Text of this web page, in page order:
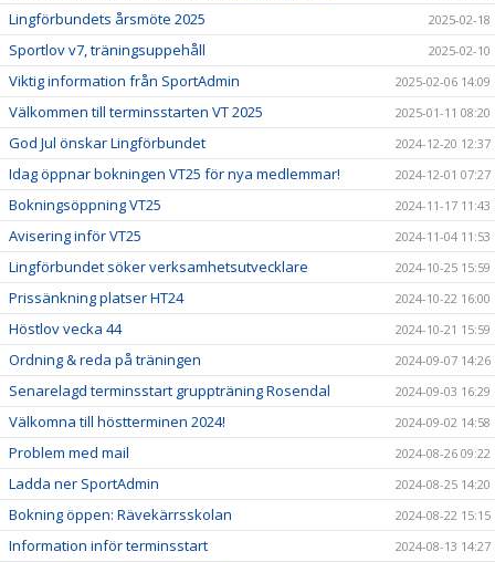
Lingförbundets årsmöte 2025 2025-02-18
Sportlov v7, träningsuppehåll 2025-02-10
Viktig information från SportAdmin 2025-02-06 14:09
Välkommen till terminsstarten VT 2025 2025-01-11 08:20
God Jul önskar Lingförbundet 2024-12-20 12:37
Idag öppnar bokningen VT25 för nya medlemmar! 2024-12-01 07:27
Bokningsöppning VT25 2024-11-17 11:43
Avisering inför VT25 2024-11-04 11:53
Lingförbundet söker verksamhetsutvecklare 2024-10-25 15:59
Prissänkning platser HT24 2024-10-22 16:00
Höstlov vecka 44 2024-10-21 15:59
Ordning & reda på träningen 2024-09-07 14:26
Senarelagd terminsstart gruppträning Rosendal 2024-09-03 16:29
Välkomna till höstterminen 2024! 2024-09-02 14:58
Problem med mail 2024-08-26 09:22
Ladda ner SportAdmin 2024-08-25 14:20
Bokning öppen: Rävekärrsskolan 2024-08-22 15:15
Information inför terminsstart 2024-08-13 14:27